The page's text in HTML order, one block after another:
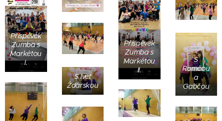
Příspěvek
Zumba s
Markétou
I.
Příspěvek
Zumba s
Markétou
II.
S
Romčou
a
Gabčou
S Ivet
Žďárskou